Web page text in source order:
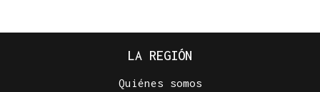
LA REGIÓN
Quiénes somos